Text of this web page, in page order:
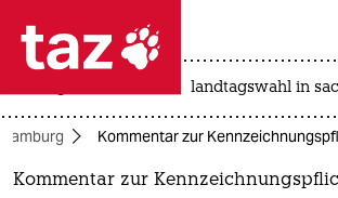
 taz zahl ich
taz zahl ich
landtagswahl in
Hamburg Kommentar zur
Kommentar zur